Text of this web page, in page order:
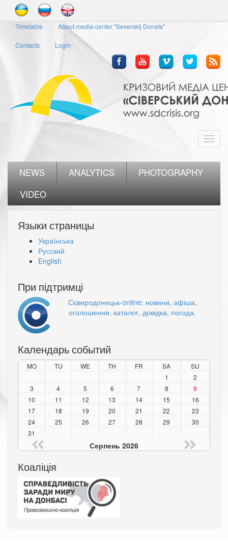
Timetable About media-center "Severskij Donets"
Contacts Login
NEWS ANALYTICS
PHOTOGRAPHY
VIDEO
Языки страницы
Українська
Русский
English
При підтримці
Сєверодонецьк-online: новини, афіша,
оголошення, каталог, довідка, погода.
Календарь событий
MO TU WE TH FR SA
SU
1
2
3
4 5 6 7 8
9
10
11 12 13 14 15
16
17
18 19 20 21 22
23
24
25 26 27 28 29
30
31
Серпень 2026
Коаліція